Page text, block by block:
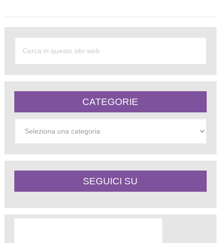
CATEGORIE
SEGUICI SU